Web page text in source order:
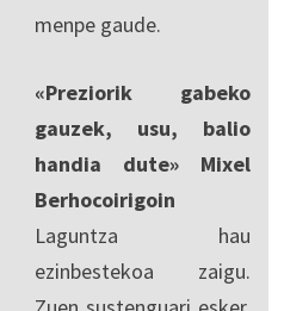
menpe gaude.
«Preziorik gabeko
gauzek, usu, balio
handia dute» Mixel
Berhocoirigoin
Laguntza hau
ezinbestekoa zaigu.